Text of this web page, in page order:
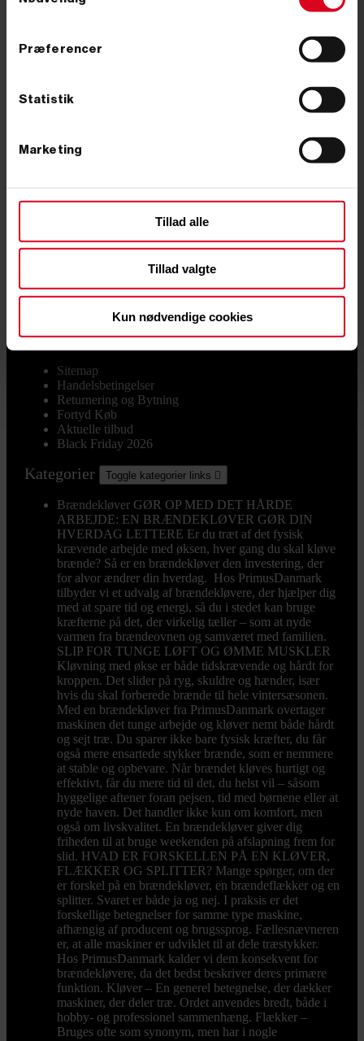
Præferencer
Statistik
Marketing
Tillad alle
Tillad valgte
Kun nødvendige cookies
Ved tilmelding gives samtykke til at modtage markedsføring via e-
tlf. 76 62 00 36
CVR nr. 31 49 77 36
Information Toggle information links
Sitemap
Handelsbetingelser
Returnering og Bytning
Fortyd Køb
Aktuelle tilbud
Black Friday 2026
Kategorier Toggle kategorier links 
Brændekløver GØR OP MED DET HÅRDE
ARBEJDE: EN BRÆNDEKLØVER GØR DIN
HVERDAG LETTERE Er du træt af det fysisk
krævende arbejde med øksen, hver gang du skal kløve
brænde? Så er en brændekløver den investering, der
for alvor ændrer din hverdag. Hos PrimusDanmark
tilbyder vi et udvalg af brændekløvere, der hjælper dig
med at spare tid og energi, så du i stedet kan bruge
kræfterne på det, der virkelig tæller – som at nyde
varmen fra brændeovnen og samværet med familien.
SLIP FOR TUNGE LØFT OG ØMME MUSKLER
Kløvning med økse er både tidskrævende og hårdt for
kroppen. Det slider på ryg, skuldre og hænder, især
hvis du skal forberede brænde til hele vintersæsonen.
Med en brændekløver fra PrimusDanmark overtager
maskinen det tunge arbejde og kløver nemt både hårdt
og sejt træ. Du sparer ikke bare fysisk kræfter, du får
også mere ensartede stykker brænde, som er nemmere
at stable og opbevare. Når brændet kløves hurtigt og
effektivt, får du mere tid til det, du helst vil – såsom
hyggelige aftener foran pejsen, tid med børnene eller at
nyde haven. Det handler ikke kun om komfort, men
også om livskvalitet. En brændekløver giver dig
friheden til at bruge weekenden på afslapning frem for
slid. HVAD ER FORSKELLEN PÅ EN KLØVER,
FLÆKKER OG SPLITTER? Mange spørger, om der
er forskel på en brændekløver, en brændeflækker og en
splitter. Svaret er både ja og nej. I praksis er det
forskellige betegnelser for samme type maskine,
afhængig af producent og brugssprog. Fællesnævneren
er, at alle maskiner er udviklet til at dele træstykker.
Hos PrimusDanmark kalder vi dem konsekvent for
brændekløvere, da det bedst beskriver deres primære
funktion. Kløver – En generel betegnelse, der dækker
maskiner, der deler træ. Ordet anvendes bredt, både i
hobby- og professionel sammenhæng. Flækker –
Bruges ofte som synonym, men har i nogle